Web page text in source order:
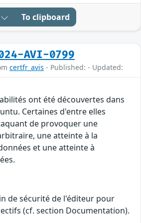
To clipboard
AVI-0799
certfr_avis - Published: - Updated:
ont été découvertes dans
Certaines d'entre elles
de provoquer une
une atteinte à la
et une atteinte à
de sécurité de l'éditeur pour
(cf. section Documentation).